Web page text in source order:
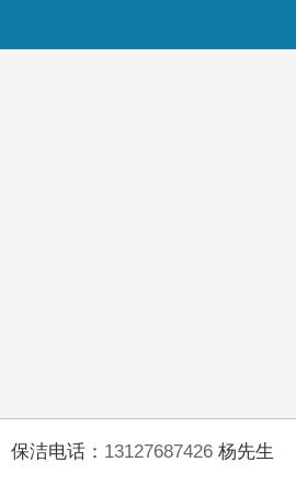
保洁电话： 13127687426 杨先生